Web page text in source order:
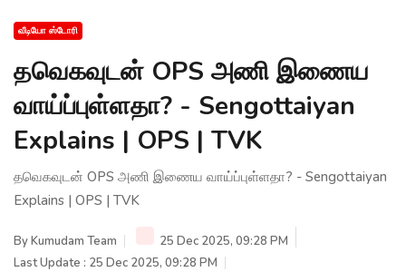
வீடியோ ஸ்டோரி
தவெகவுடன் OPS அணி இணைய
வாய்ப்புள்ளதா? - Sengottaiyan
Explains | OPS | TVK
தவெகவுடன் OPS அணி இணைய வாய்ப்புள்ளதா? - Sengottaiyan
Explains | OPS | TVK
ByKumudam Team
25 Dec 2025, 09:28 PM
Last Update : 25 Dec 2025, 09:28 PM